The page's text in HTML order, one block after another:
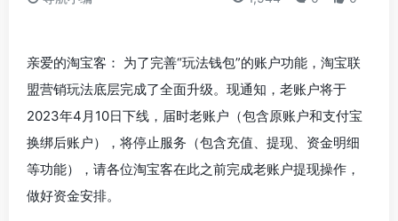
亲爱的淘宝客： 为了完善“玩法钱包”的账户功能，淘宝联
盟营销玩法底层完成了全面升级。现通知，老账户将于
2023年4月10日下线，届时老账户（包含原账户和支付宝
换绑后账户），将停止服务（包含充值、提现、资金明细
等功能），请各位淘宝客在此之前完成老账户提现操作，
做好资金安排。